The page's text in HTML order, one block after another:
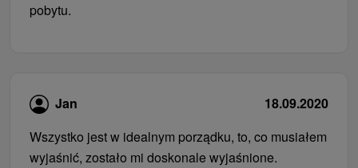
pobytu.
Jan
18.09.2020
Wszystko jest w idealnym porządku, to, co musiałem
wyjaśnić, zostało mi doskonale wyjaśnione.